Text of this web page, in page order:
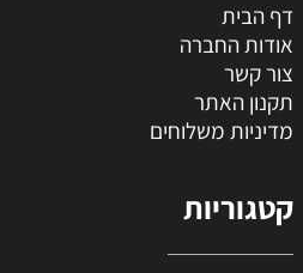
דף הבית
אודות החברה
צור קשר
תקנון האתר
מדיניות משלוחים
קטגוריות